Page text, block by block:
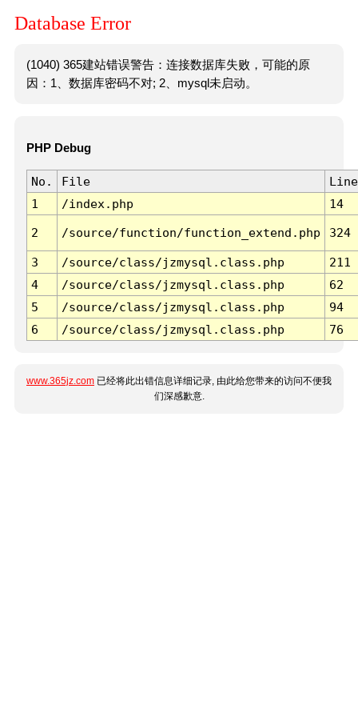
Database Error
(1040) 365建站错误警告：连接数据库失败，可能的原
因：1、数据库密码不对; 2、mysql未启动。
PHP Debug
No. File
Line
1
/index.php 14
2 /source/function/function_extend.php 324
3 /source/class/jzmysql.class.php
211
4
/source/class/jzmysql.class.php
62
5
/source/class/jzmysql.class.php
94
6
/source/class/jzmysql.class.php 76
www.365jz.com 已经将此出错信息详细记录, 由此给您带来的访问不便我
们深感歉意.